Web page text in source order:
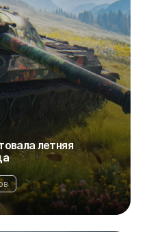
летняя